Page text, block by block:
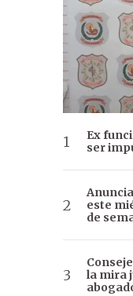
Ex
ser
este
de
la mira